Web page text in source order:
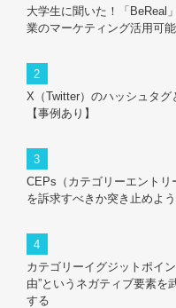
大学生に聞いた！「BeReal
業のマーケティング活用可
X（Twitter）のハッシュタ
【事例あり】
CEPs（カテゴリーエント
を訴求すべきか突き止めよう
カテゴリーイグジットポイ
由”というネガティブ要素を
する